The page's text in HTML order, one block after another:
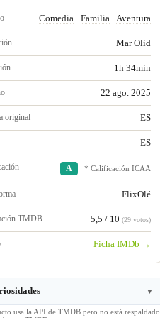
Comedia · Familia · Aventura
Mar Olid
1h 34min
22 ago. 2025
original ES
ES
A * Calificación ICAA
FlixOlé
TMDB 5,5 / 10 (29 votos)
Ficha IMDb →
▼
usa la API de TMDB pero no está respaldado